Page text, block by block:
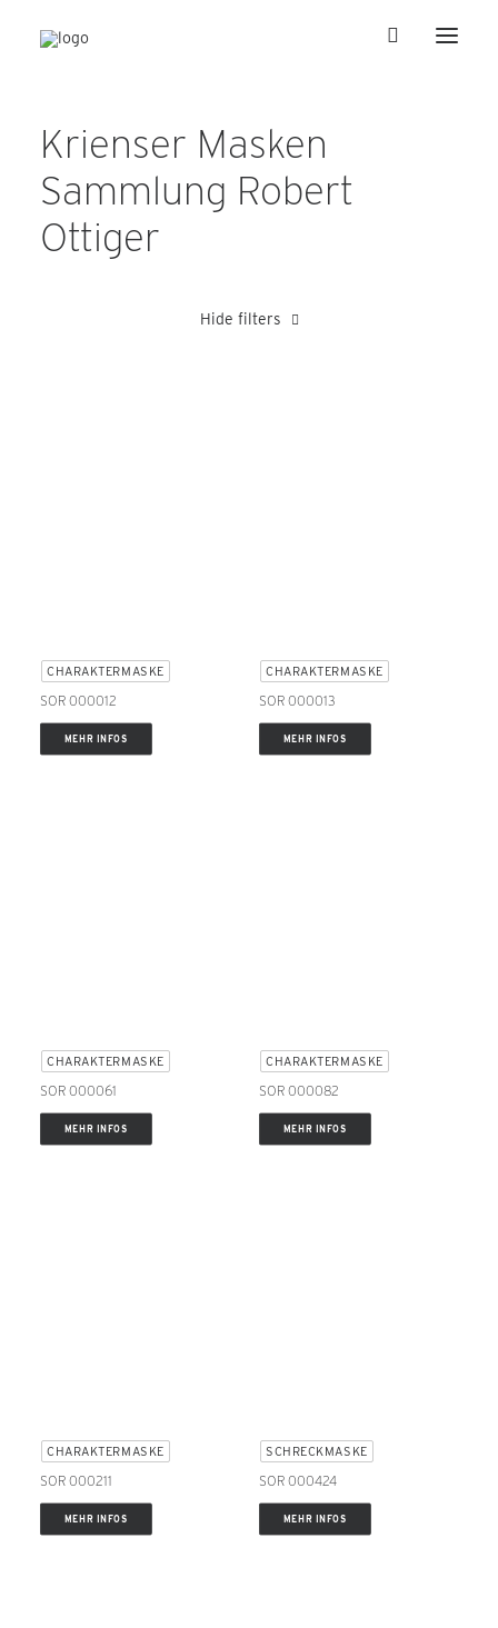
Krienser Masken
Sammlung Robert
Ottiger
Hide filters
CHARAKTERMASKE
SOR 000012
MEHR INFOS
CHARAKTERMASKE
SOR 000013
MEHR INFOS
CHARAKTERMASKE
SOR 000061
MEHR INFOS
CHARAKTERMASKE
SOR 000082
MEHR INFOS
CHARAKTERMASKE
SOR 000211
MEHR INFOS
SCHRECKMASKE
SOR 000424
MEHR INFOS